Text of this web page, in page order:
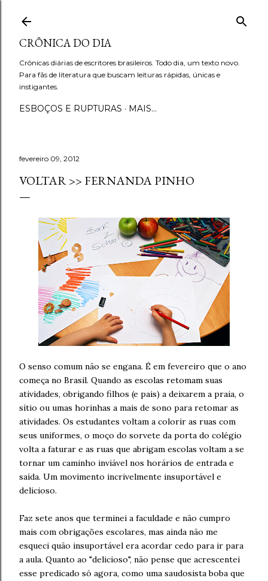
CRÔNICA DO DIA
Crônicas diárias de escritores brasileiros. Todo dia, um texto novo.
Para fãs de literatura que buscam leituras rápidas, únicas e
instigantes.
ESBOÇOS E RUPTURAS MAIS…
fevereiro 09, 2012
VOLTAR >> FERNANDA PINHO
O senso comum não se engana. É em fevereiro que o ano
começa no Brasil. Quando as escolas retomam suas
atividades, obrigando filhos (e pais) a deixarem a praia, o
sítio ou umas horinhas a mais de sono para retomar as
atividades. Os estudantes voltam a colorir as ruas com
seus uniformes, o moço do sorvete da porta do colégio
volta a faturar e as ruas que abrigam escolas voltam a se
tornar um caminho inviável nos horários de entrada e
saída. Um movimento incrivelmente insuportável e
delicioso.
Faz sete anos que terminei a faculdade e não cumpro
mais com obrigações escolares, mas ainda não me
esqueci quão insuportável era acordar cedo para ir para
a aula. Quanto ao "delicioso", não pense que acrescentei
esse predicado só agora, como uma saudosista boba que